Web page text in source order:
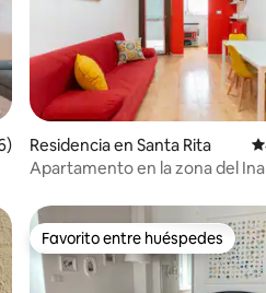
promedio: 4.88 de 5; 136
Residencia en Santa Rita
Apartamento en la zona del
Favorito entre huéspedes
Favorito entre huéspedes